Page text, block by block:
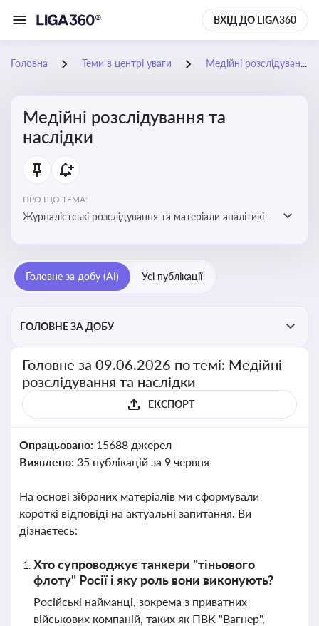
ВХІД ДО LIGA360
Головна Теми в центрі уваги Медійні розслідування та наслідки
Медійні розслідування та
наслідки
ПРО ЩО ТЕМА:
Журналістські розслідування та матеріали аналітиків
компаній, посадових осіб і пов’язаних осіб
Головне за добу (AI) Усі публікації
ГОЛОВНЕ ЗА ДОБУ
Головне за 09.06.2026 по темі: Медійні
розслідування та наслідки
ЕКСПОРТ
Опрацьовано: 15688 джерел
Виявлено: 35 публікацій за 9 червня
На основі зібраних матеріалів ми сформували
короткі відповіді на актуальні запитання. Ви
дізнаєтесь:
Хто супроводжує танкери "тіньового
флоту" Росії і яку роль вони виконують?
Російські найманці, зокрема з приватних
військових компаній, таких як ПВК "Вагнер",